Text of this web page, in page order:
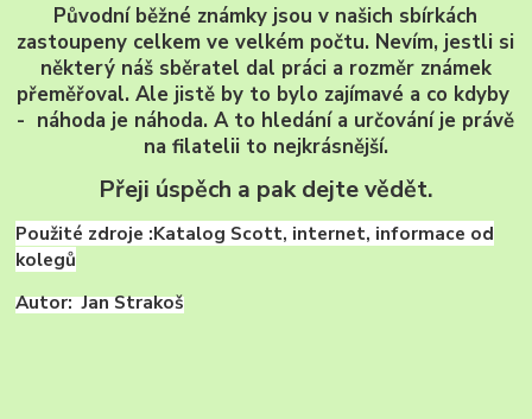
Původní běžné známky jsou v našich sbírkách
zastoupeny celkem ve velkém počtu. Nevím, jestli si
některý náš sběratel dal práci a rozměr známek
přeměřoval. Ale jistě by to bylo zajímavé a co kdyby
- náhoda je náhoda. A to hledání a určování je právě
na filatelii to nejkrásnější.
Přeji úspěch a pak dejte vědět.
Použité zdroje :Katalog Scott, internet, informace od
kolegů
Autor: Jan Strakoš